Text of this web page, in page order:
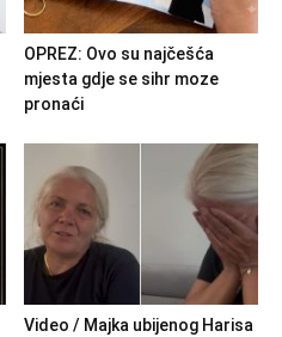
OPREZ: Ovo su najčešća
mjesta gdje se sihr moze
pronaći
Video / Majka ubijenog Harisa